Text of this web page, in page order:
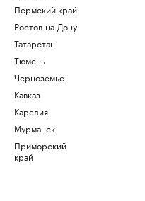
Пермский край
Ростов-на-Дону
Татарстан
Тюмень
Черноземье
Кавказ
Карелия
Мурманск
Приморский
край